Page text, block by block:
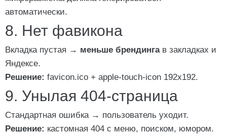
автоматически.
8. Нет фавикона
Вкладка пустая → меньше брендингав закладках и
Яндексе.
Решение: favicon.ico + apple-touch-icon 192x192.
9. Унылая 404-страница
Стандартная ошибка → пользователь уходит.
Решение: кастомная 404 с меню, поиском, юмором.